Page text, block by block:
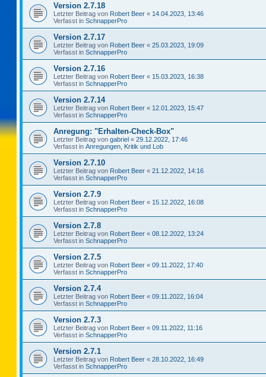
Version 2.7.18
Letzter Beitrag von Robert Beer « 14.04.2023, 13:46
Verfasst in SchnapperPro
Version 2.7.17
Letzter Beitrag von Robert Beer « 25.03.2023, 19:09
Verfasst in SchnapperPro
Version 2.7.16
Letzter Beitrag von Robert Beer « 15.03.2023, 16:38
Verfasst in SchnapperPro
Version 2.7.14
Letzter Beitrag von Robert Beer « 12.01.2023, 15:47
Verfasst in SchnapperPro
Anregung: "Erhalten-Check-Box"
Letzter Beitrag von gabriel « 29.12.2022, 17:46
Verfasst in Anregungen, Kritik und Lob
Version 2.7.10
Letzter Beitrag von Robert Beer « 21.12.2022, 14:16
Verfasst in SchnapperPro
Version 2.7.9
Letzter Beitrag von Robert Beer « 15.12.2022, 16:08
Verfasst in SchnapperPro
Version 2.7.8
Letzter Beitrag von Robert Beer « 08.12.2022, 13:24
Verfasst in SchnapperPro
Version 2.7.5
Letzter Beitrag von Robert Beer « 09.11.2022, 17:40
Verfasst in SchnapperPro
Version 2.7.4
Letzter Beitrag von Robert Beer « 09.11.2022, 16:04
Verfasst in SchnapperPro
Version 2.7.3
Letzter Beitrag von Robert Beer « 09.11.2022, 11:16
Verfasst in SchnapperPro
Version 2.7.1
Letzter Beitrag von Robert Beer « 28.10.2022, 16:49
Verfasst in SchnapperPro